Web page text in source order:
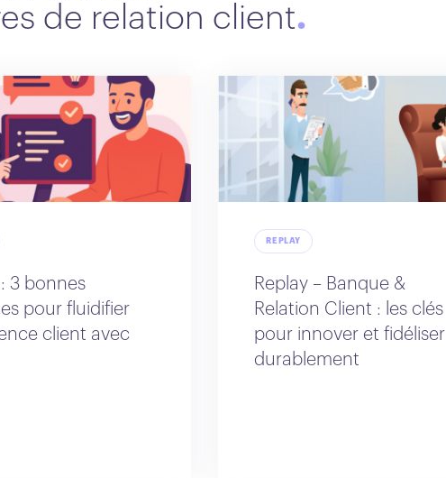
de relation client
3 bonnes
pour fluidifier
client avec
REPLAY
Replay – Banque &
Relation Client : les clés
pour innover et fidéliser
durablement